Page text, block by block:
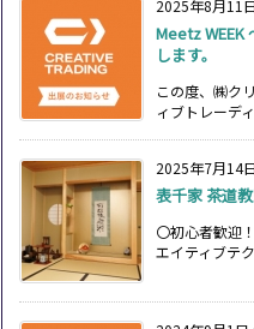
2025年8月11
Meetz WEEK
します。
この度、㈱ク
ィブトレーデ
2025年7月14
表千家 茶道
〇初心者歓迎
エイティブテ